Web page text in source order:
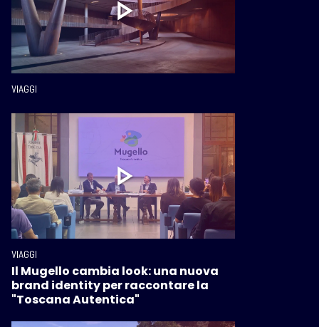
VIAGGI
VIAGGI
Il Mugello cambia look: una nuova
brand identity per raccontare la
"Toscana Autentica"